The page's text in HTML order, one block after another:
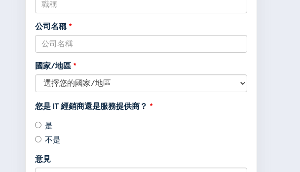
公司名稱
國家/地區
您是 IT 經銷商還是服務提供商？
是
不是
意見